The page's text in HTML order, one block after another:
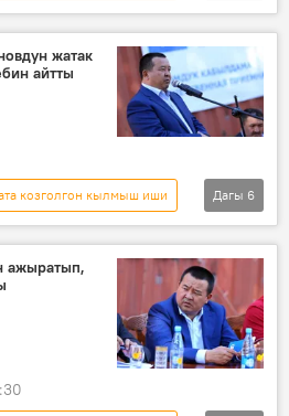
Кыргызстан
Илмияновжатак
айтты
козголгон кылмыш иши
Кыргызстан
абак чечим
Дагы 6
ажыратып,